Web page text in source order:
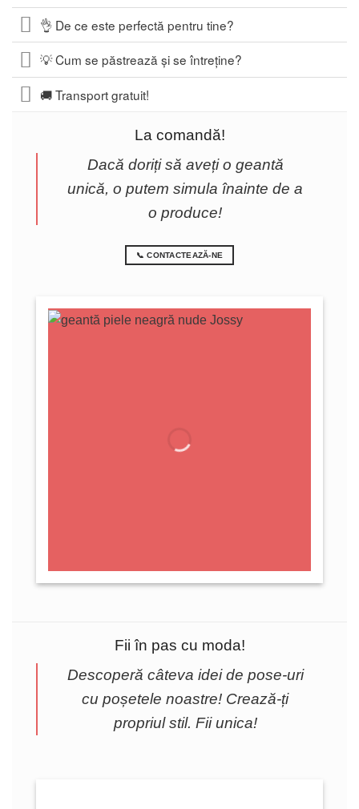
👌 De ce este perfectă pentru tine?
💡 Cum se păstrează și se întreține?
🚚 Transport gratuit!
La comandă!
Dacă doriți să aveți o geantă
unică, o putem simula înainte de a
o produce!
📞 CONTACTEAZĂ-NE
Fii în pas cu moda!
Descoperă câteva idei de pose-uri
cu poșetele noastre! Crează-ți
propriul stil. Fii unica!